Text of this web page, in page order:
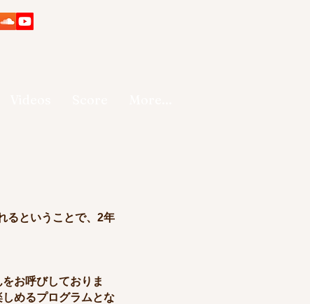
るということで、2年
お呼びしておりま
めるプログラムとな